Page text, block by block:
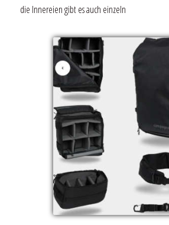
die Innereien gibt es auch einzeln